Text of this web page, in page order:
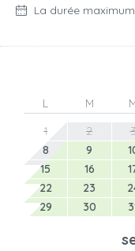
La durée
L M
1
2
8
9
15
16
22
23
29
30